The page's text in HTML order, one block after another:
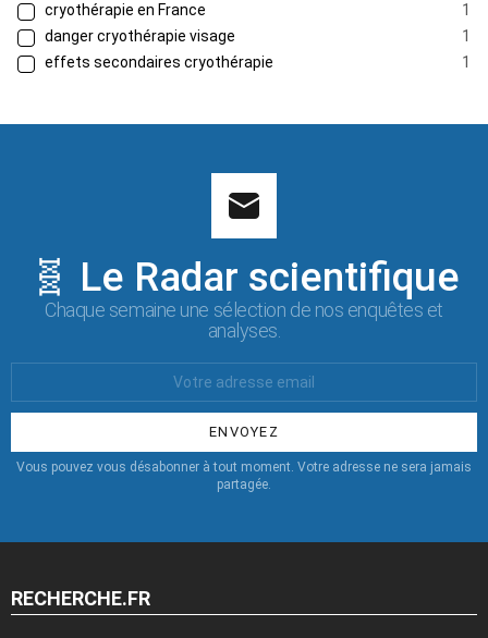
cryothérapie en France
1
danger cryothérapie visage
1
effets secondaires cryothérapie
1
🧬 Le Radar scientifique
Chaque semaine une sélection de nos enquêtes et
analyses.
:
Vous pouvez vous désabonner à tout moment. Votre adresse ne sera jamais
partagée.
RECHERCHE.FR